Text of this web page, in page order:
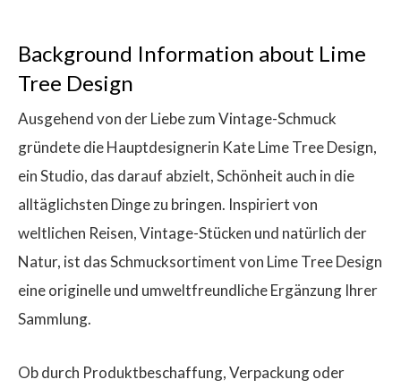
Background Information about Lime
Tree Design
Ausgehend von der Liebe zum Vintage-Schmuck
gründete die Hauptdesignerin Kate Lime Tree Design,
ein Studio, das darauf abzielt, Schönheit auch in die
alltäglichsten Dinge zu bringen. Inspiriert von
weltlichen Reisen, Vintage-Stücken und natürlich der
Natur, ist das Schmucksortiment von Lime Tree Design
eine originelle und umweltfreundliche Ergänzung Ihrer
Sammlung.
Ob durch Produktbeschaffung, Verpackung oder